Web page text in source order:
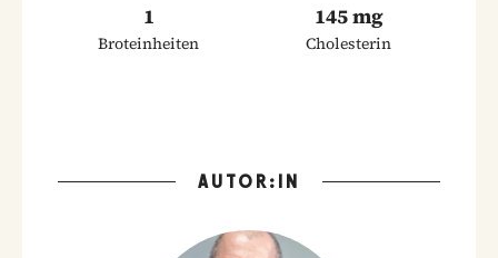
1
Broteinheiten
145 mg
Cholesterin
AUTOR:IN